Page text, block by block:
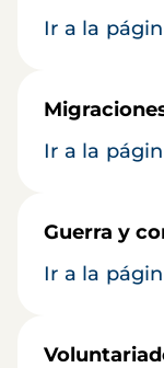
Ir a la
Ir a la
Guerra y
Ir a la